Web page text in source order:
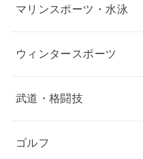
マリンスポーツ・水泳
ウィンタースポーツ
武道・格闘技
ゴルフ